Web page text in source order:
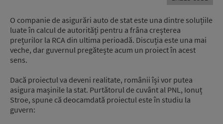
O companie de asigurări auto de stat este una dintre soluțiile
luate în calcul de autorități pentru a frâna creșterea
prețurilor la RCA din ultima perioadă. Discuția este una mai
veche, dar guvernul pregătește acum un proiect în acest
sens.
Dacă proiectul va deveni realitate, românii își vor putea
asigura mașinile la stat. Purtătorul de cuvânt al PNL, Ionuț
Stroe, spune că deocamdată proiectul este în studiu la
guvern: